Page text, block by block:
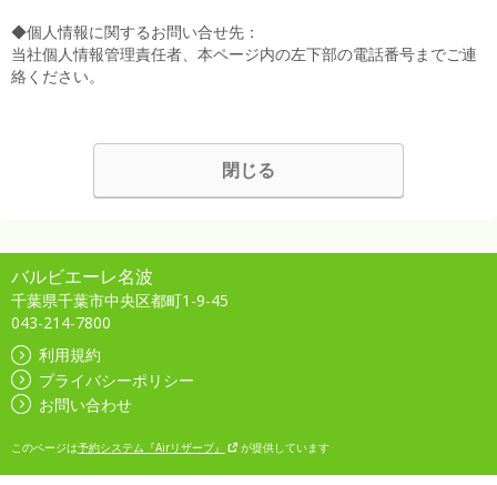
◆個人情報に関するお問い合せ先：
当社個人情報管理責任者、本ページ内の左下部の電話番号までご連
絡ください。
閉じる
バルビエーレ名波
千葉県千葉市中央区都町1-9-45
043-214-7800
利用規約
プライバシーポリシー
お問い合わせ
このページは予約システム『Airリザーブ』 が提供しています